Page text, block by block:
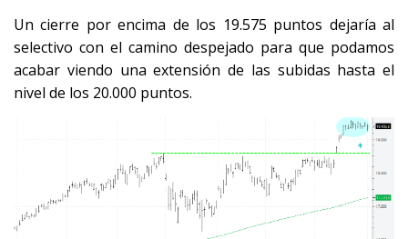
Un cierre por encima de los 19.575 puntos dejaría al
selectivo con el camino despejado para que podamos
acabar viendo una extensión de las subidas hasta el
nivel de los 20.000 puntos.